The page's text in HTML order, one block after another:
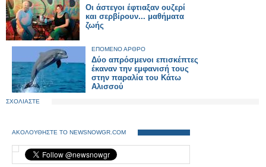
Οι άστεγοι έφτιαξαν ουζερί
και σερβίρουν... μαθήματα
ζωής
ΕΠΟΜΕΝΟ ΑΡΘΡΟ
Δύο απρόσμενοι επισκέπτες
έκαναν την εμφανισή τους
στην παραλία του Κάτω
Αλισσού
ΣΧΟΛΙΑΣΤΕ
ΑΚΟΛΟΥΘΗΣΤΕ ΤΟ NEWSNOWGR.COM